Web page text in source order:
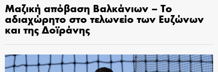
Μαζική απόβαση Βαλκάνιων – Το
αδιαχώρητο στο τελωνείο των Ευζώνων
και της Δοϊράνης